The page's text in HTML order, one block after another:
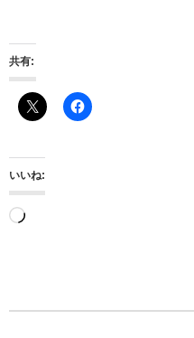
共有:
いいね:
読
中…